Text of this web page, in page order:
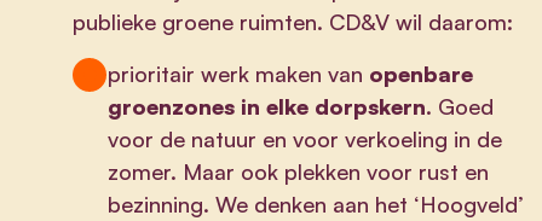
publieke groene ruimten. CD&V wil daarom:
prioritair werk maken van openbare
groenzones in elke dorpskern. Goed
voor de natuur en voor verkoeling in de
zomer. Maar ook plekken voor rust en
bezinning. We denken aan het ‘Hoogveld’